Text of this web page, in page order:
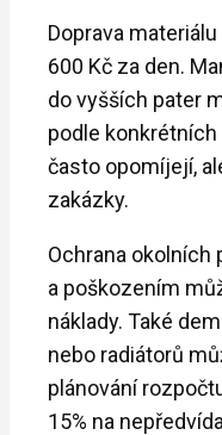
Doprava
600 Kč za den.
do vyšších pater
podle
často opomíjejí,
zakázky.
Ochrana okolních
a poškozením
náklady. Také
nebo radiátorů
plánování
15% na